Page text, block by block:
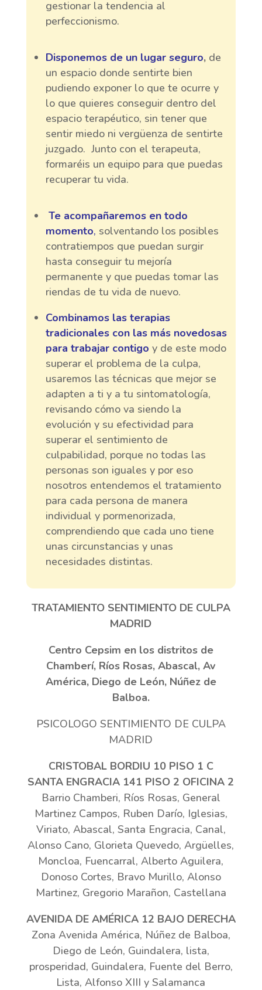
gestionar la tendencia al
perfeccionismo.
Disponemos de un lugar seguro,de
un espacio donde sentirte bien
pudiendo exponer lo que te ocurre y
lo que quieres conseguir dentro del
espacio terapéutico, sin tener que
sentir miedo ni vergüenza de sentirte
juzgado. Junto con el terapeuta,
formaréis un equipo para que puedas
recuperar tu vida.
Te acompañaremos en todo
momento, solventando los posibles
contratiempos que puedan surgir
hasta conseguir tu mejoría
permanente y que puedas tomar las
riendas de tu vida de nuevo.
Combinamos las terapias
tradicionales con las más novedosas
para trabajar contigo y de este modo
superar el problema de la culpa,
usaremos las técnicas que mejor se
adapten a ti y a tu sintomatología,
revisando cómo va siendo la
evolución y su efectividad para
superar el sentimiento de
culpabilidad, porque no todas las
personas son iguales y por eso
nosotros entendemos el tratamiento
para cada persona de manera
individual y pormenorizada,
comprendiendo que cada uno tiene
unas circunstancias y unas
necesidades distintas.
TRATAMIENTO SENTIMIENTO DE CULPA
MADRID
Centro Cepsim en los distritos de
Chamberí, Ríos Rosas, Abascal, Av
América, Diego de León, Núñez de
Balboa.
PSICOLOGO SENTIMIENTO DE CULPA
MADRID
CRISTOBAL BORDIU 10 PISO 1 C
SANTA ENGRACIA 141 PISO 2 OFICINA 2
Barrio Chamberi, Ríos Rosas, General
Martinez Campos, Ruben Darío, Iglesias,
Viriato, Abascal, Santa Engracia, Canal,
Alonso Cano, Glorieta Quevedo, Argüelles,
Moncloa, Fuencarral, Alberto Aguilera,
Donoso Cortes, Bravo Murillo, Alonso
Martinez, Gregorio Marañon, Castellana
AVENIDA DE AMÉRICA 12 BAJO DERECHA
Zona Avenida América, Núñez de Balboa,
Diego de León, Guindalera, lista,
prosperidad, Guindalera, Fuente del Berro,
Lista, Alfonso XIII y Salamanca